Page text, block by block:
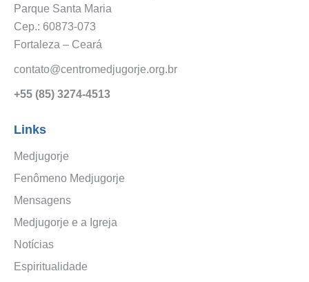
Parque Santa Maria
Cep.: 60873-073
Fortaleza – Ceará
contato@centromedjugorje.org.br
+55 (85) 3274-4513
Links
Medjugorje
Fenômeno Medjugorje
Mensagens
Medjugorje e a Igreja
Notícias
Espiritualidade